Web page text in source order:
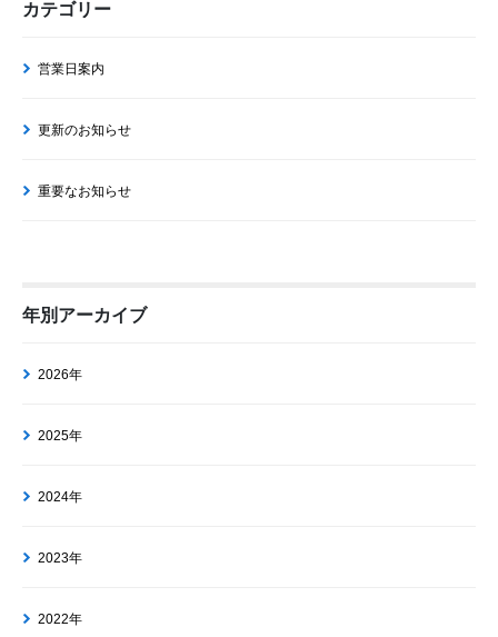
カテゴリー
営業日案内
更新のお知らせ
重要なお知らせ
年別アーカイブ
2026年
2025年
2024年
2023年
2022年